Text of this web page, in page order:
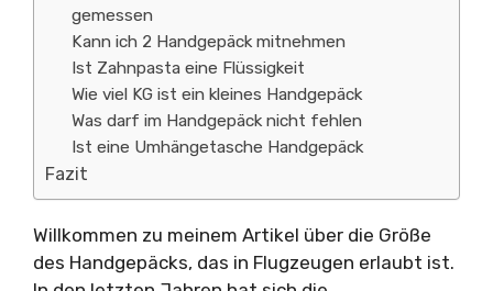
gemessen
Kann ich 2 Handgepäck mitnehmen
Ist Zahnpasta eine Flüssigkeit
Wie viel KG ist ein kleines Handgepäck
Was darf im Handgepäck nicht fehlen
Ist eine Umhängetasche Handgepäck
Fazit
Willkommen zu meinem Artikel über die Größe
des Handgepäcks, das in Flugzeugen erlaubt ist.